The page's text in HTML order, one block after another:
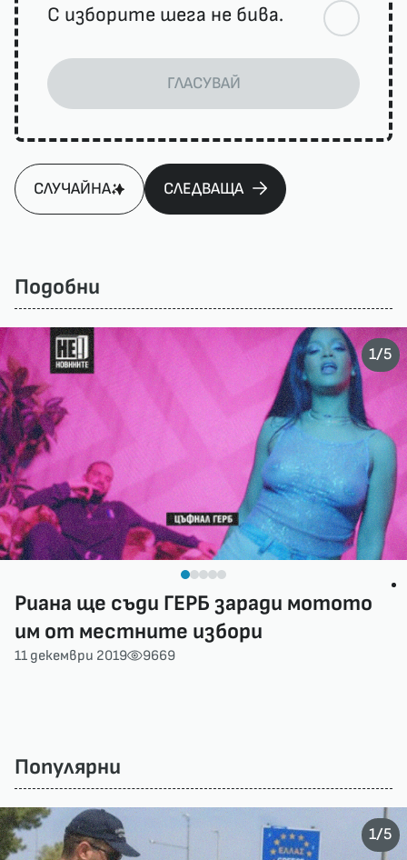
С изборите шега не бива.
ГЛАСУВАЙ
СЛУЧАЙНА СЛЕДВАЩА
Подобни
Риана ще съди ГЕРБ заради мотото
им от местните избори
11 декември 2019 9669
1/5
Популярни
1/5